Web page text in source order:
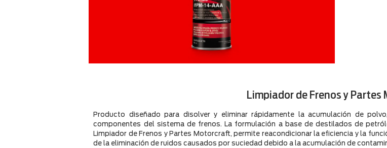
Limpiador de Frenos y
Producto diseñado para disolver y eliminar rápidamente la acumulación de
componentes del sistema de frenos. La formulación a base de destilados de
Limpiador de Frenos y Partes Motorcraft, permite reacondicionar la eficiencia y la
de la eliminación de ruidos causados por suciedad debido a la acumulación de